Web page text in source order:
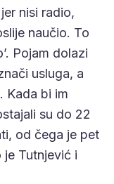
nisi radio,
naučio. To
Pojam dolazi
usluga, a
Kada bi im
su do 22
od čega je pet
Tutnjević i